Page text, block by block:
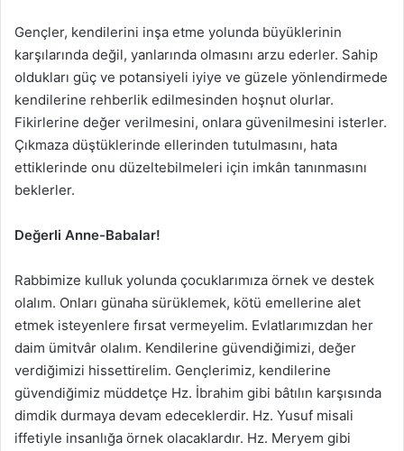
Gençler, kendilerini inşa etme yolunda büyüklerinin
karşılarında değil, yanlarında olmasını arzu ederler. Sahip
oldukları güç ve potansiyeli iyiye ve güzele yönlendirmede
kendilerine rehberlik edilmesinden hoşnut olurlar.
Fikirlerine değer verilmesini, onlara güvenilmesini isterler.
Çıkmaza düştüklerinde ellerinden tutulmasını, hata
ettiklerinde onu düzeltebilmeleri için imkân tanınmasını
beklerler.
Değerli Anne-Babalar!
Rabbimize kulluk yolunda çocuklarımıza örnek ve destek
olalım. Onları günaha sürüklemek, kötü emellerine alet
etmek isteyenlere fırsat vermeyelim. Evlatlarımızdan her
daim ümitvâr olalım. Kendilerine güvendiğimizi, değer
verdiğimizi hissettirelim. Gençlerimiz, kendilerine
güvendiğimiz müddetçe Hz. İbrahim gibi bâtılın karşısında
dimdik durmaya devam edeceklerdir. Hz. Yusuf misali
iffetiyle insanlığa örnek olacaklardır. Hz. Meryem gibi